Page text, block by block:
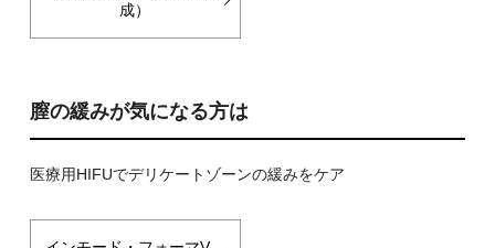
成）
膣の緩みが気になる方は
医療用HIFUでデリケートゾーンの緩みをケア